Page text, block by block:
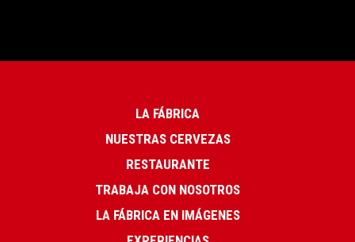
LA FÁBRICA
NUESTRAS CERVEZAS
RESTAURANTE
TRABAJA CON NOSOTROS
LA FÁBRICA EN IMÁGENES